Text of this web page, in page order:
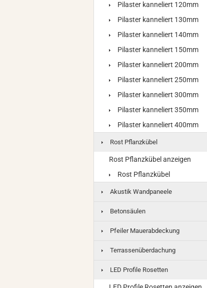
Pilaster kanneliert 120mm
Pilaster kanneliert 130mm
Pilaster kanneliert 140mm
Pilaster kanneliert 150mm
Pilaster kanneliert 200mm
Pilaster kanneliert 250mm
Pilaster kanneliert 300mm
Pilaster kanneliert 350mm
Pilaster kanneliert 400mm
Rost Pflanzkübel
Rost Pflanzkübel anzeigen
Rost Pflanzkübel
Akustik Wandpaneele
Betonsäulen
Pfeiler Mauerabdeckung
Terrassenüberdachung
LED Profile Rosetten